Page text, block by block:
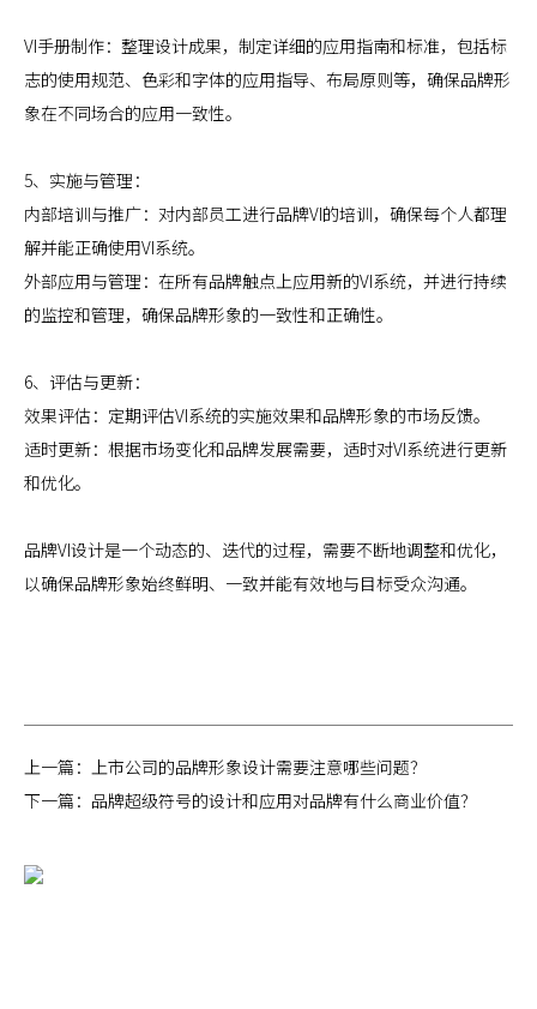
VI手册制作：整理设计成果，制定详细的应用指南和标准，包括标
志的使用规范、色彩和字体的应用指导、布局原则等，确保品牌形
象在不同场合的应用一致性。
5、实施与管理：
内部培训与推广：对内部员工进行品牌VI的培训，确保每个人都理
解并能正确使用VI系统。
外部应用与管理：在所有品牌触点上应用新的VI系统，并进行持续
的监控和管理，确保品牌形象的一致性和正确性。
6、评估与更新：
效果评估：定期评估VI系统的实施效果和品牌形象的市场反馈。
适时更新：根据市场变化和品牌发展需要，适时对VI系统进行更新
和优化。
品牌VI设计是一个动态的、迭代的过程，需要不断地调整和优化，
以确保品牌形象始终鲜明、一致并能有效地与目标受众沟通。
上一篇： 上市公司的品牌形象设计需要注意哪些问题？
下一篇： 品牌超级符号的设计和应用对品牌有什么商业价值？